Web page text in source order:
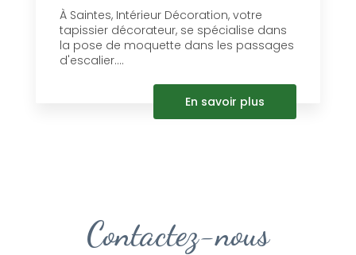
À Saintes, Intérieur Décoration, votre
tapissier décorateur, se spécialise dans
la pose de moquette dans les passages
d'escalier....
En savoir plus
Contactez-nous